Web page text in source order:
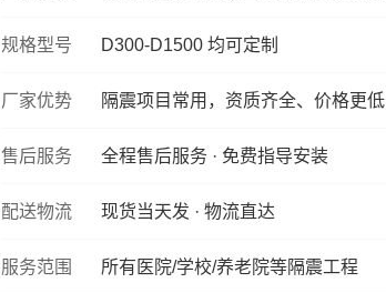
规格型号 D300-D1500 均可定制
厂家优势 隔震项目常用，资质齐全、价格更低
售后服务 全程售后服务 · 免费指导安装
配送物流 现货当天发 · 物流直达
服务范围 所有医院/学校/养老院等隔震工程